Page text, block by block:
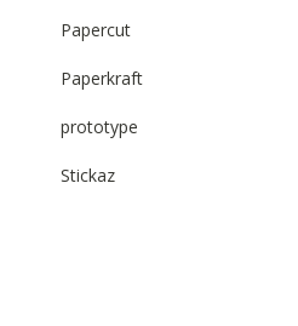
Papercut
Paperkraft
prototype
Stickaz